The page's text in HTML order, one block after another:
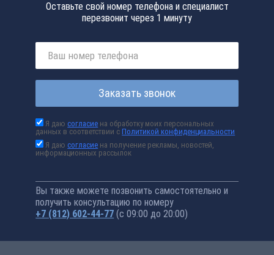
Оставьте свой номер телефона и специалист
перезвонит через 1 минуту
Заказать звонок
Я даюсогласие на обработку моих персональных
данных в соответствии сПолитикой конфиденциальности
Я даюсогласие на получение рекламы, новостей,
информационных рассылок
Вы также можете позвонить самостоятельно и
получить консультацию по номеру
+7 (812) 602-44-77 (с 09:00 до 20:00)